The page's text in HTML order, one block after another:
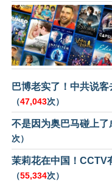
巴博老实了！中共说
（47,043次）
不是因为奥巴马碰上了
次）
茉莉花在中国！CCTV
（55,334次）